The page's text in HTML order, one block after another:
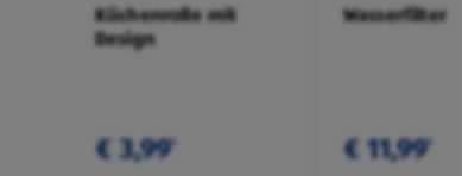
Küchenrolle mit
Design
€ 3,99¹
Wasserfilter
€ 11,99¹